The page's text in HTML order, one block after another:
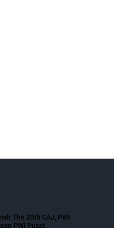
The 20th CAJ, PWI
PWI Pusat